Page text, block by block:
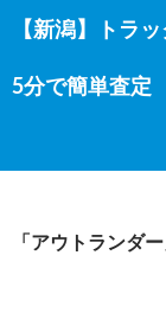
【新潟】トラ
5分で簡単査定
ン
テ
へ
ッ「アウトランダ